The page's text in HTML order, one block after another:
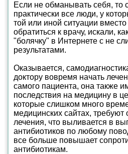
Если не обманывать себя, то
практически все люди, у
той или иной ситуации вместо
обратиться к врачу, искали,
"болячку" в Интернете с не
результатами.
Оказывается,
доктору вовремя начать
самого пациента, она также
последствия на медицину в
которые слишком много
медицинских сайтах, требуют
лечения, что выливается в
антибиотиков по любому
все больше повышает
антибиотикам.